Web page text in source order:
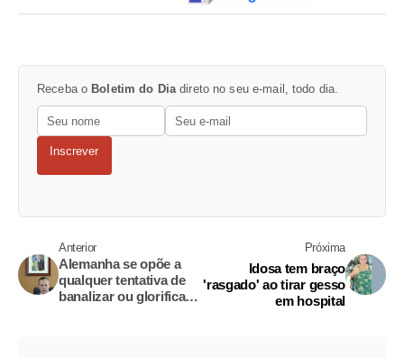
Receba o Boletim do Dia direto no seu e-mail, todo dia.
Inscrever
Anterior
Alemanha se opõe a
qualquer tentativa de
banalizar ou glorificar
Próxima
Idosa tem braço
'rasgado' ao tirar gesso
em hospital